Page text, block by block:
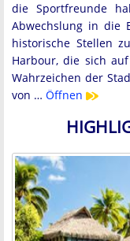
die Sportfreunde
Abwechslung in die
historische Stellen
Harbour, die sich
Wahrzeichen der
von … Öffnen